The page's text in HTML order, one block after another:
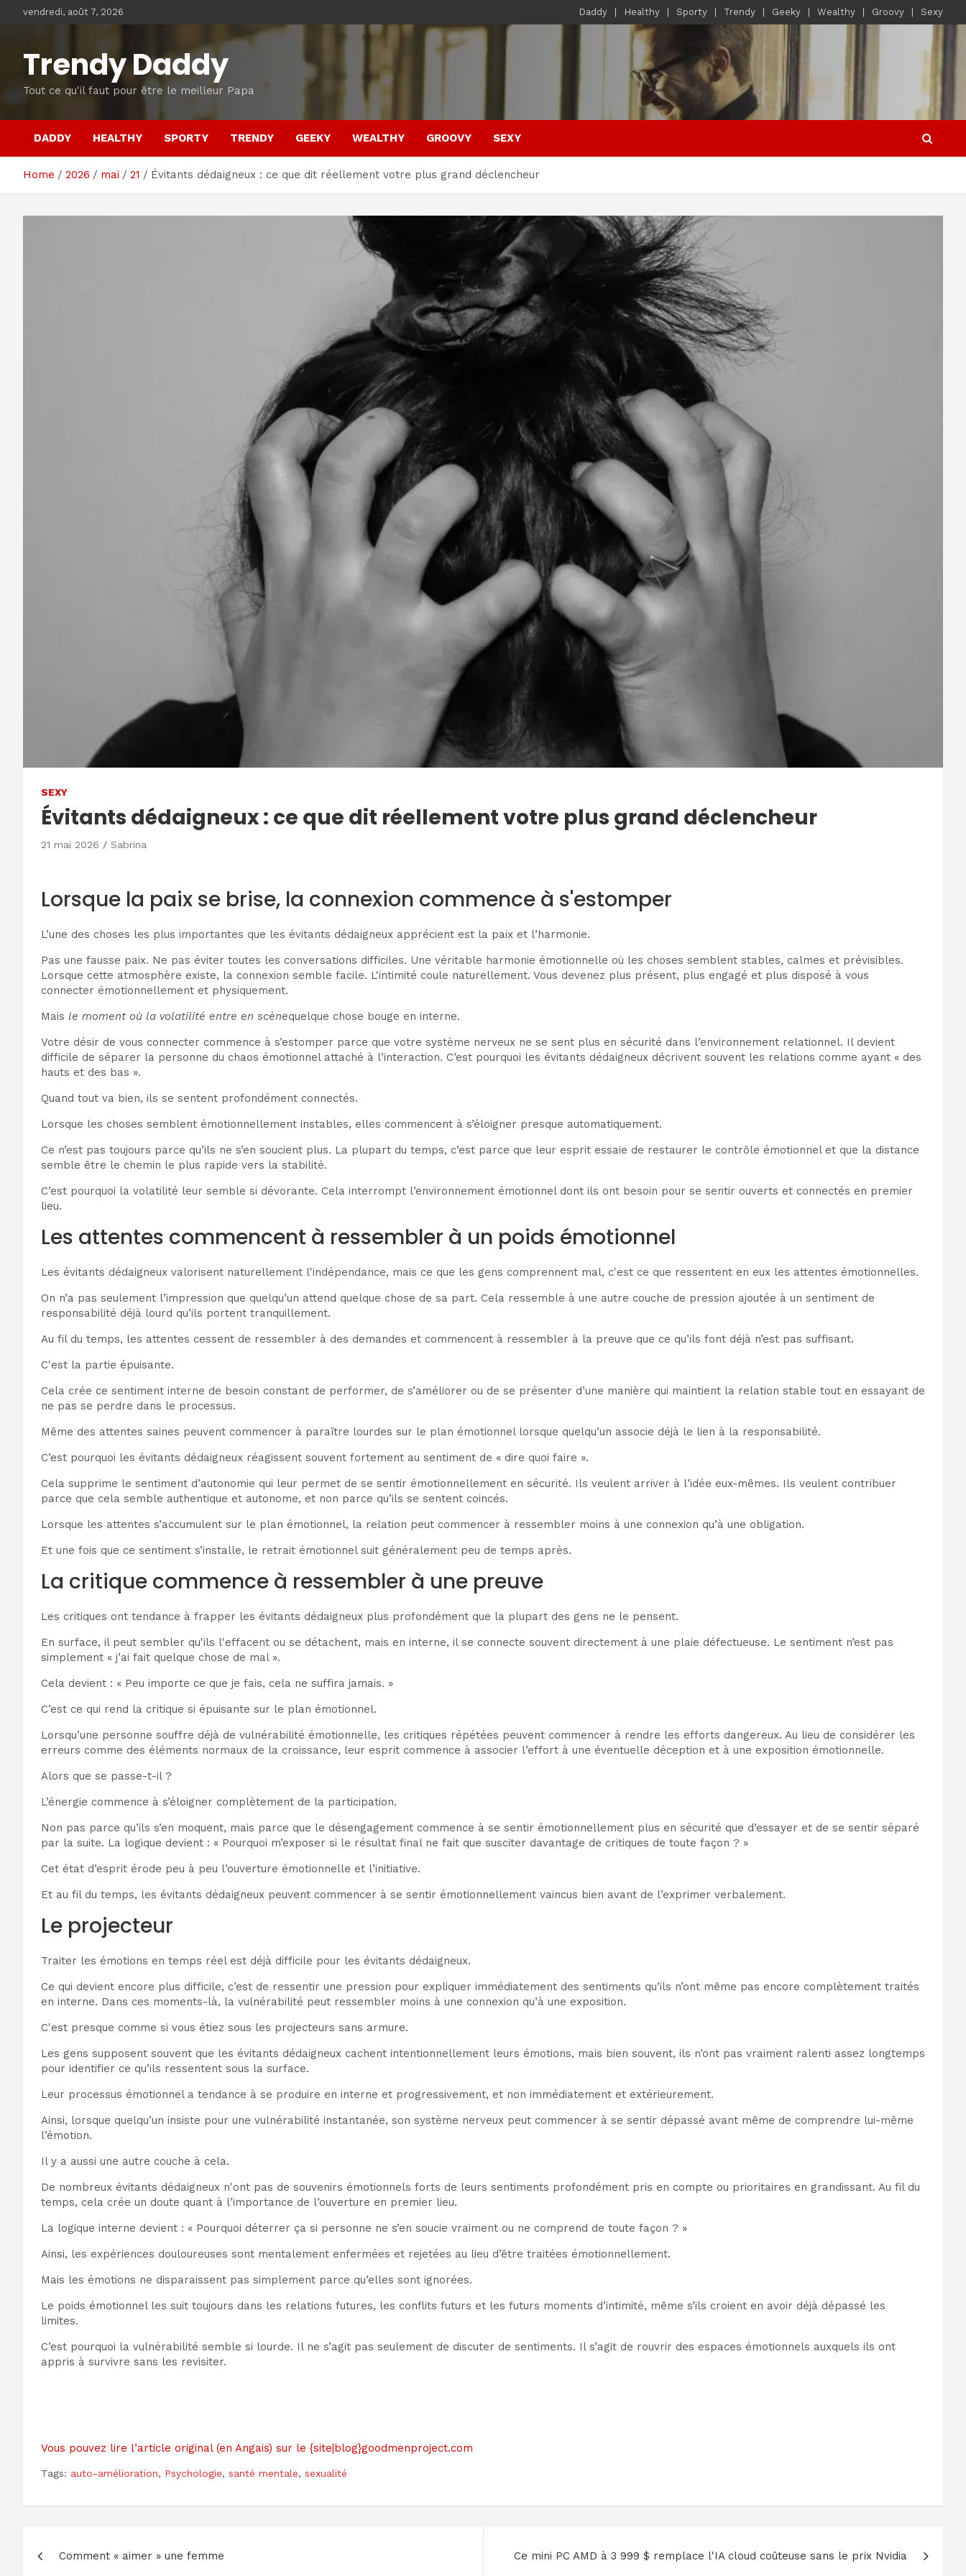
vendredi, août 7, 2026 Daddy Healthy Sporty Trendy Geeky Wealthy Groovy Sexy
Trendy Daddy
Tout ce qu'il faut pour être le meilleur Papa
DADDY HEALTHY SPORTY TRENDY GEEKY WEALTHY GROOVY SEXY
Home 2026 mai 21 Évitants dédaigneux : ce que dit réellement votre plus grand déclencheur
SEXY
Évitants dédaigneux : ce que dit réellement votre plus grand déclencheur
21 mai 2026 Sabrina
Lorsque la paix se brise, la connexion commence à s'estomper
L’une des choses les plus importantes que les évitants dédaigneux apprécient est la paix et l’harmonie.
Pas une fausse paix. Ne pas éviter toutes les conversations difficiles. Une véritable harmonie émotionnelle où les choses semblent stables, calmes et prévisibles.
Lorsque cette atmosphère existe, la connexion semble facile. L'intimité coule naturellement. Vous devenez plus présent, plus engagé et plus disposé à vous
connecter émotionnellement et physiquement.
Mais le moment où la volatilité entre en scènequelque chose bouge en interne.
Votre désir de vous connecter commence à s’estomper parce que votre système nerveux ne se sent plus en sécurité dans l’environnement relationnel. Il devient
difficile de séparer la personne du chaos émotionnel attaché à l’interaction. C’est pourquoi les évitants dédaigneux décrivent souvent les relations comme ayant « des
hauts et des bas ».
Quand tout va bien, ils se sentent profondément connectés.
Lorsque les choses semblent émotionnellement instables, elles commencent à s’éloigner presque automatiquement.
Ce n’est pas toujours parce qu’ils ne s’en soucient plus. La plupart du temps, c’est parce que leur esprit essaie de restaurer le contrôle émotionnel et que la distance
semble être le chemin le plus rapide vers la stabilité.
C’est pourquoi la volatilité leur semble si dévorante. Cela interrompt l’environnement émotionnel dont ils ont besoin pour se sentir ouverts et connectés en premier
lieu.
Les attentes commencent à ressembler à un poids émotionnel
Les évitants dédaigneux valorisent naturellement l'indépendance, mais ce que les gens comprennent mal, c'est ce que ressentent en eux les attentes émotionnelles.
On n’a pas seulement l’impression que quelqu’un attend quelque chose de sa part. Cela ressemble à une autre couche de pression ajoutée à un sentiment de
responsabilité déjà lourd qu’ils portent tranquillement.
Au fil du temps, les attentes cessent de ressembler à des demandes et commencent à ressembler à la preuve que ce qu’ils font déjà n’est pas suffisant.
C'est la partie épuisante.
Cela crée ce sentiment interne de besoin constant de performer, de s’améliorer ou de se présenter d’une manière qui maintient la relation stable tout en essayant de
ne pas se perdre dans le processus.
Même des attentes saines peuvent commencer à paraître lourdes sur le plan émotionnel lorsque quelqu’un associe déjà le lien à la responsabilité.
C’est pourquoi les évitants dédaigneux réagissent souvent fortement au sentiment de « dire quoi faire ».
Cela supprime le sentiment d’autonomie qui leur permet de se sentir émotionnellement en sécurité. Ils veulent arriver à l’idée eux-mêmes. Ils veulent contribuer
parce que cela semble authentique et autonome, et non parce qu’ils se sentent coincés.
Lorsque les attentes s’accumulent sur le plan émotionnel, la relation peut commencer à ressembler moins à une connexion qu’à une obligation.
Et une fois que ce sentiment s’installe, le retrait émotionnel suit généralement peu de temps après.
La critique commence à ressembler à une preuve
Les critiques ont tendance à frapper les évitants dédaigneux plus profondément que la plupart des gens ne le pensent.
En surface, il peut sembler qu'ils l'effacent ou se détachent, mais en interne, il se connecte souvent directement à une plaie défectueuse. Le sentiment n’est pas
simplement « j’ai fait quelque chose de mal ».
Cela devient : « Peu importe ce que je fais, cela ne suffira jamais. »
C’est ce qui rend la critique si épuisante sur le plan émotionnel.
Lorsqu’une personne souffre déjà de vulnérabilité émotionnelle, les critiques répétées peuvent commencer à rendre les efforts dangereux. Au lieu de considérer les
erreurs comme des éléments normaux de la croissance, leur esprit commence à associer l’effort à une éventuelle déception et à une exposition émotionnelle.
Alors que se passe-t-il ?
L’énergie commence à s’éloigner complètement de la participation.
Non pas parce qu’ils s’en moquent, mais parce que le désengagement commence à se sentir émotionnellement plus en sécurité que d’essayer et de se sentir séparé
par la suite. La logique devient : « Pourquoi m’exposer si le résultat final ne fait que susciter davantage de critiques de toute façon ? »
Cet état d’esprit érode peu à peu l’ouverture émotionnelle et l’initiative.
Et au fil du temps, les évitants dédaigneux peuvent commencer à se sentir émotionnellement vaincus bien avant de l’exprimer verbalement.
Le projecteur
Traiter les émotions en temps réel est déjà difficile pour les évitants dédaigneux.
Ce qui devient encore plus difficile, c’est de ressentir une pression pour expliquer immédiatement des sentiments qu’ils n’ont même pas encore complètement traités
en interne. Dans ces moments-là, la vulnérabilité peut ressembler moins à une connexion qu’à une exposition.
C'est presque comme si vous étiez sous les projecteurs sans armure.
Les gens supposent souvent que les évitants dédaigneux cachent intentionnellement leurs émotions, mais bien souvent, ils n’ont pas vraiment ralenti assez longtemps
pour identifier ce qu’ils ressentent sous la surface.
Leur processus émotionnel a tendance à se produire en interne et progressivement, et non immédiatement et extérieurement.
Ainsi, lorsque quelqu’un insiste pour une vulnérabilité instantanée, son système nerveux peut commencer à se sentir dépassé avant même de comprendre lui-même
l’émotion.
Il y a aussi une autre couche à cela.
De nombreux évitants dédaigneux n'ont pas de souvenirs émotionnels forts de leurs sentiments profondément pris en compte ou prioritaires en grandissant. Au fil du
temps, cela crée un doute quant à l’importance de l’ouverture en premier lieu.
La logique interne devient : « Pourquoi déterrer ça si personne ne s’en soucie vraiment ou ne comprend de toute façon ? »
Ainsi, les expériences douloureuses sont mentalement enfermées et rejetées au lieu d’être traitées émotionnellement.
Mais les émotions ne disparaissent pas simplement parce qu’elles sont ignorées.
Le poids émotionnel les suit toujours dans les relations futures, les conflits futurs et les futurs moments d’intimité, même s’ils croient en avoir déjà dépassé les
limites.
C’est pourquoi la vulnérabilité semble si lourde. Il ne s’agit pas seulement de discuter de sentiments. Il s’agit de rouvrir des espaces émotionnels auxquels ils ont
appris à survivre sans les revisiter.
Vous pouvez lire l’article original (en Angais) sur le {site|blog}goodmenproject.com
Tags: auto-amélioration, Psychologie, santé mentale, sexualité
Comment « aimer » une femme Ce mini PC AMD à 3 999 $ remplace l'IA cloud coûteuse sans le prix Nvidia